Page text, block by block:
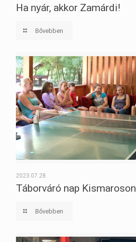
Ha nyár, akkor Zamárdi!
Bővebben
2023.07.28.
Táborváró nap Kismaroson
Bővebben